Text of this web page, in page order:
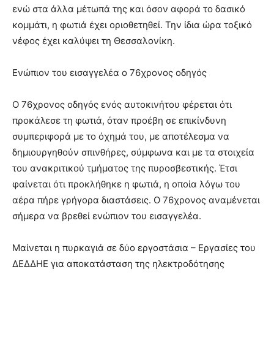
ενώ στα άλλα μέτωπά της και όσον αφορά το δασικό
κομμάτι, η φωτιά έχει οριοθετηθεί. Την ίδια ώρα τοξικό
νέφος έχει καλύψει τη Θεσσαλονίκη.
Ενώπιον του εισαγγελέα ο 76χρονος οδηγός
Ο 76χρονος οδηγός ενός αυτοκινήτου φέρεται ότι
προκάλεσε τη φωτιά, όταν προέβη σε επικίνδυνη
συμπεριφορά με το όχημά του, με αποτέλεσμα να
δημιουργηθούν σπινθήρες, σύμφωνα και με τα στοιχεία
του ανακριτικού τμήματος της πυροσβεστικής. Έτσι
φαίνεται ότι προκλήθηκε η φωτιά, η οποία λόγω του
αέρα πήρε γρήγορα διαστάσεις. Ο 76χρονος αναμένεται
σήμερα να βρεθεί ενώπιον του εισαγγελέα.
Μαίνεται η πυρκαγιά σε δύο εργοστάσια – Εργασίες του
ΔΕΔΔΗΕ για αποκατάσταση της ηλεκτροδότησης